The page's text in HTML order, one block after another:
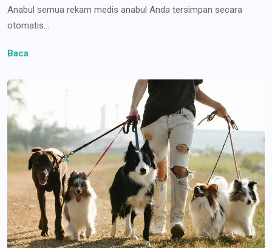
Anabul semua rekam medis anabul Anda tersimpan secara
otomatis...
Baca